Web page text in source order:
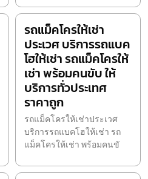
รถแม็คโครให้เช่า
ประเวศ บริการรถแบค
โฮให้เช่า รถแม็คโครให้
เช่า พร้อมคนขับ ให้
บริการทั่วประเทศ
ราคาถูก
รถแม็คโครให้เช่าประเวศ
บริการรถแบคโฮให้เช่า รถ
แม็คโครให้เช่า พร้อมคนขั